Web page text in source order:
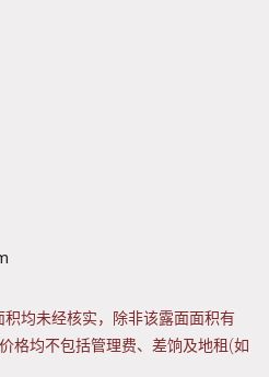
均未经核实，除非该露面面积有
格均不包括管理费、差饷及地租(如